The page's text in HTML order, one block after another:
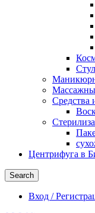
Средства
Центрифуга в
Search
Вход /